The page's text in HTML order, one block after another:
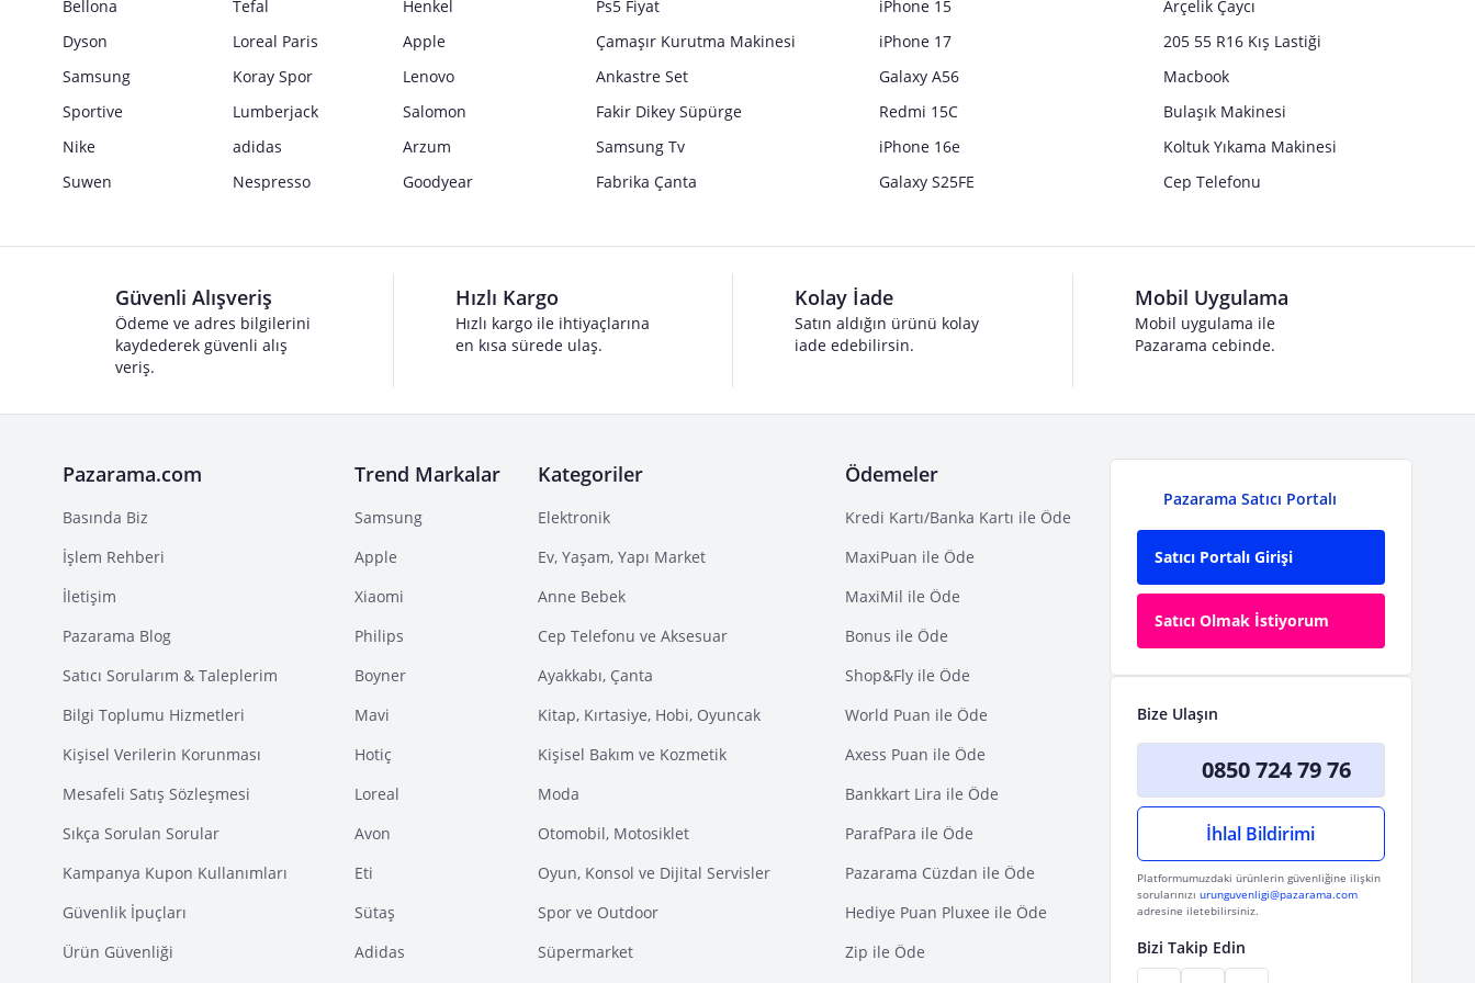
Bellona
Tefal
Henkel
Dyson
Loreal Paris
Apple
Samsung
Koray Spor
Lenovo
Sportive
Lumberjack
Salomon
Nike
adidas
Arzum
Suwen
Nespresso Goodyear
Ps5 Fiyat
Çamaşır Kurutma Makinesi
Ankastre Set
Fakir Dikey Süpürge
Samsung Tv
Fabrika Çanta
iPhone 15
iPhone 17
Galaxy A56
Redmi 15C
iPhone 16e
Galaxy S25FE
Arçelik Çaycı
205 55 R16 Kış Lastiği
Macbook
Bulaşık Makinesi
Koltuk Yıkama Makinesi
Cep Telefonu
Güvenli Alışveriş
Ödeme ve adres bilgilerini
kaydederek güvenli alış
veriş.
Hızlı Kargo
Hızlı kargo ile ihtiyaçlarına
en kısa sürede ulaş.
Kolay İade
Satın aldığın ürünü kolay
iade edebilirsin.
Mobil Uygulama
Mobil uygulama ile
Pazarama cebinde.
Pazarama.com
Basında Biz
İşlem Rehberi
İletişim
Pazarama Blog
Satıcı Sorularım & Taleplerim
Bilgi Toplumu Hizmetleri
Kişisel Verilerin Korunması
Mesafeli Satış Sözleşmesi
Sıkça Sorulan Sorular
Kampanya Kupon Kullanımları
Güvenlik İpuçları
Ürün Güvenliği
Trend Markalar
Samsung
Apple
Xiaomi
Philips
Boyner
Mavi
Hotiç
Loreal
Avon
Eti
Sütaş
Adidas
Kategoriler
Elektronik
Ev, Yaşam, Yapı Market
Anne Bebek
Cep Telefonu ve Aksesuar
Ayakkabı, Çanta
Kitap, Kırtasiye, Hobi, Oyuncak
Kişisel Bakım ve Kozmetik
Moda
Otomobil, Motosiklet
Oyun, Konsol ve Dijital Servisler
Spor ve Outdoor
Süpermarket
Ödemeler
Kredi Kartı/Banka Kartı ile Öde
MaxiPuan ile Öde
MaxiMil ile Öde
Bonus ile Öde
Shop&Fly ile Öde
World Puan ile Öde
Axess Puan ile Öde
Bankkart Lira ile Öde
ParafPara ile Öde
Pazarama Cüzdan ile Öde
Hediye Puan Pluxee ile Öde
Zip ile Öde
Pazarama Satıcı Portalı
Satıcı Portalı Girişi
Satıcı Olmak İstiyorum
Bize Ulaşın
0850 724 79 76
İhlal Bildirimi
Platformumuzdaki ürünlerin güvenliğine ilişkin
sorularınızı urunguvenligi@pazarama.com
adresine iletebilirsiniz.
Bizi Takip Edin